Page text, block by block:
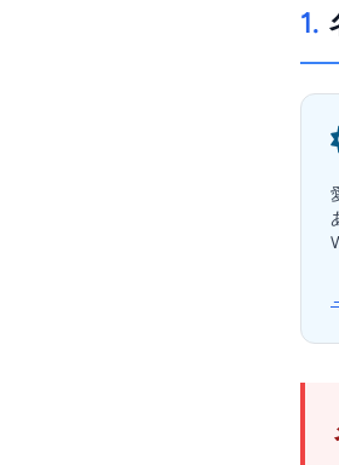
1.